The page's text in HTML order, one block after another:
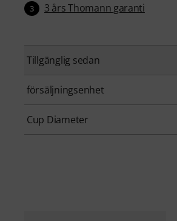
3 3 års Thomann garanti
Tillgänglig sedan
försäljningsenhet
Cup Diameter